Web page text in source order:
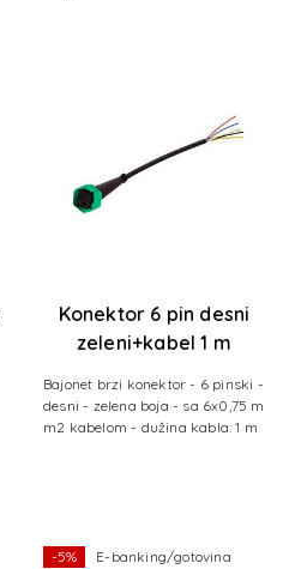
Konektor 6 pin desni
zeleni+kabel 1 m
Bajonet brzi konektor - 6 pinski -
desni - zelena boja - sa 6x0,75 m
m2 kabelom - dužina kabla: 1 m
-5%
E-banking/gotovina